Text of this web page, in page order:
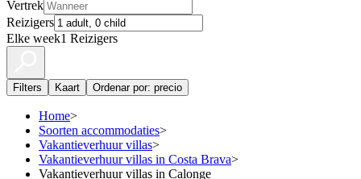
Vertrek
Reizigers
Elke week1 Reizigers
Filters Kaart Ordenar por: precio
Home>
Soorten accommodaties>
Vakantieverhuur villas>
Vakantieverhuur villas in Costa Brava>
Vakantieverhuur villas in Calonge